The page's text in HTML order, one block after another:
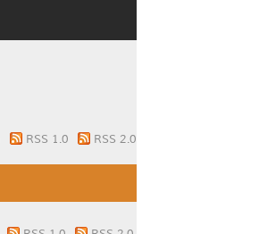
RSS 1.0 RSS 2.0